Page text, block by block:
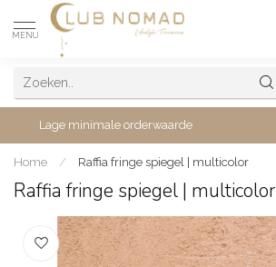
MENU
Lage minimale orderwaarde
Home / Raffia fringe spiegel | multicolor
Raffia fringe spiegel | multicolor